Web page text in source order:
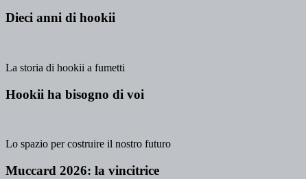
Dieci anni di hookii
La storia di hookii a fumetti
Hookii ha bisogno di voi
Lo spazio per costruire il nostro futuro
Muccard 2026: la vincitrice